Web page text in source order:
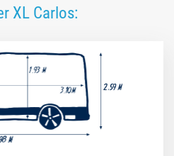
XL Carlos: